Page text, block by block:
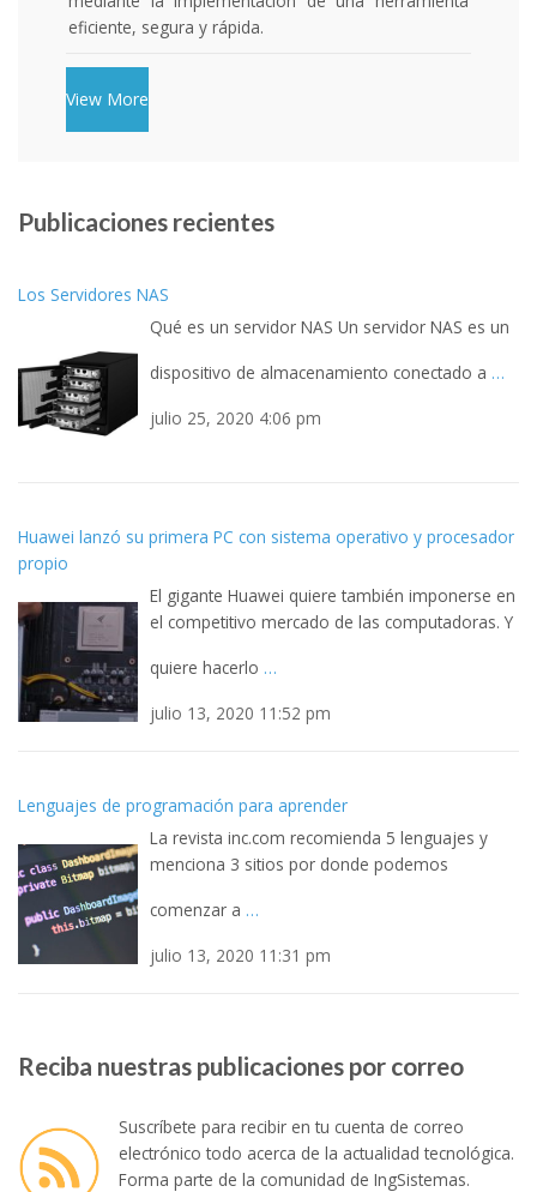
eficiente, segura y rápida.
View More
Publicaciones recientes
Los Servidores NAS
Qué es un servidor NAS Un servidor NAS es un
dispositivo de almacenamiento conectado a …
julio 25, 2020 4:06 pm
Huawei lanzó su primera PC con sistema operativo y procesador
propio
El gigante Huawei quiere también imponerse en
el competitivo mercado de las computadoras. Y
quiere hacerlo …
julio 13, 2020 11:52 pm
Lenguajes de programación para aprender
La revista inc.com recomienda 5 lenguajes y
menciona 3 sitios por donde podemos
comenzar a …
julio 13, 2020 11:31 pm
Reciba nuestras publicaciones por correo
Suscríbete para recibir en tu cuenta de correo
electrónico todo acerca de la actualidad tecnológica.
Forma parte de la comunidad de IngSistemas.